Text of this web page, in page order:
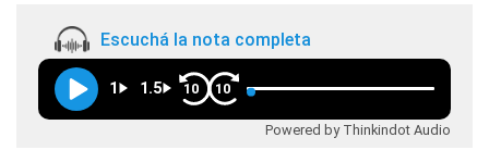
Escuchá la nota completa
1 1.5 10 10
Powered by Thinkindot Audio